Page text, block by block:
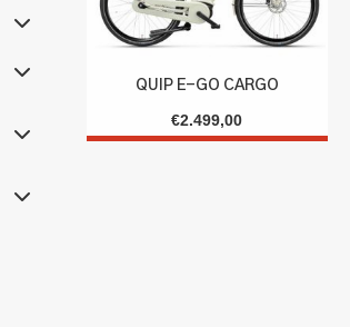
QUIP E-GO CARGO
€2.499,00